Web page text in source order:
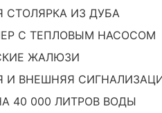
СТОЛЯРКА ИЗ ДУБА
С ТЕПЛОВЫМ НАСОСОМ
ЖАЛЮЗИ
И ВНЕШНЯЯ
40 000 ЛИТРОВ ВОДЫ